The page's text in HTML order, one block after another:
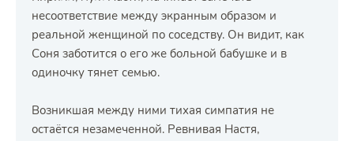
несоответствие между экранным образом и
реальной женщиной по соседству. Он видит, как
Соня заботится о его же больной бабушке и в
одиночку тянет семью.
Возникшая между ними тихая симпатия не
остаётся незамеченной. Ревнивая Настя,